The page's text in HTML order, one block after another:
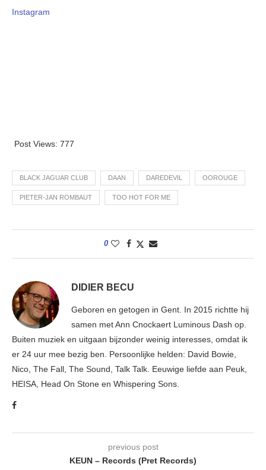
Instagram
Post Views: 777
BLACK JAGUAR CLUB DAAN DAREDEVIL OOROUGE
PIETER-JAN ROMBAUT TOO HOT FOR ME
0
DIDIER BECU
Geboren en getogen in Gent. In 2015 richtte hij
samen met Ann Cnockaert Luminous Dash op.
Buiten muziek en uitgaan bijzonder weinig interesses, omdat ik
er 24 uur mee bezig ben. Persoonlijke helden: David Bowie,
Nico, The Fall, The Sound, Talk Talk. Eeuwige liefde aan Peuk,
HEISA, Head On Stone en Whispering Sons.
previous post
KEUN – Records (Pret Records)